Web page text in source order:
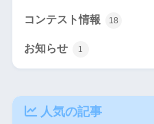
コンテスト情報 18
お知らせ 1
人気の記事